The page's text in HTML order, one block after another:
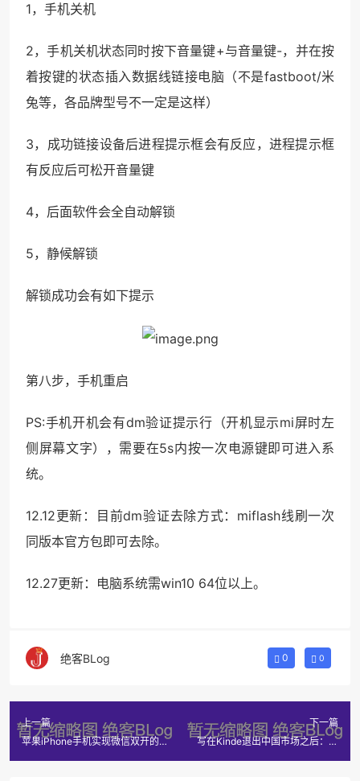
1，手机关机
2，手机关机状态同时按下音量键+与音量键-，并在按
着按键的状态插入数据线链接电脑（不是fastboot/米
兔等，各品牌型号不一定是这样）
3，成功链接设备后进程提示框会有反应，进程提示框
有反应后可松开音量键
4，后面软件会全自动解锁
5，静候解锁
解锁成功会有如下提示
第八步，手机重启
PS:手机开机会有dm验证提示行（开机显示mi屏时左
侧屏幕文字），需要在5s内按一次电源键即可进入系
统。
12.12更新：目前dm验证去除方式：miflash线刷一次
同版本官方包即可去除。
12.27更新：电脑系统需win10 64位以上。
绝客BLog 0 0
上一篇
苹果iPhone手机实现微信双开的
下一篇
写在Kinde退出中国市场之后：最